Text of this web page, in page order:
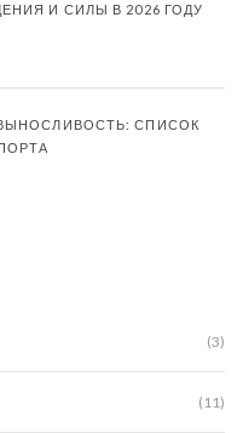
И СИЛЫ В 2026 ГОДУ
СПИСОК
(3)
(11)